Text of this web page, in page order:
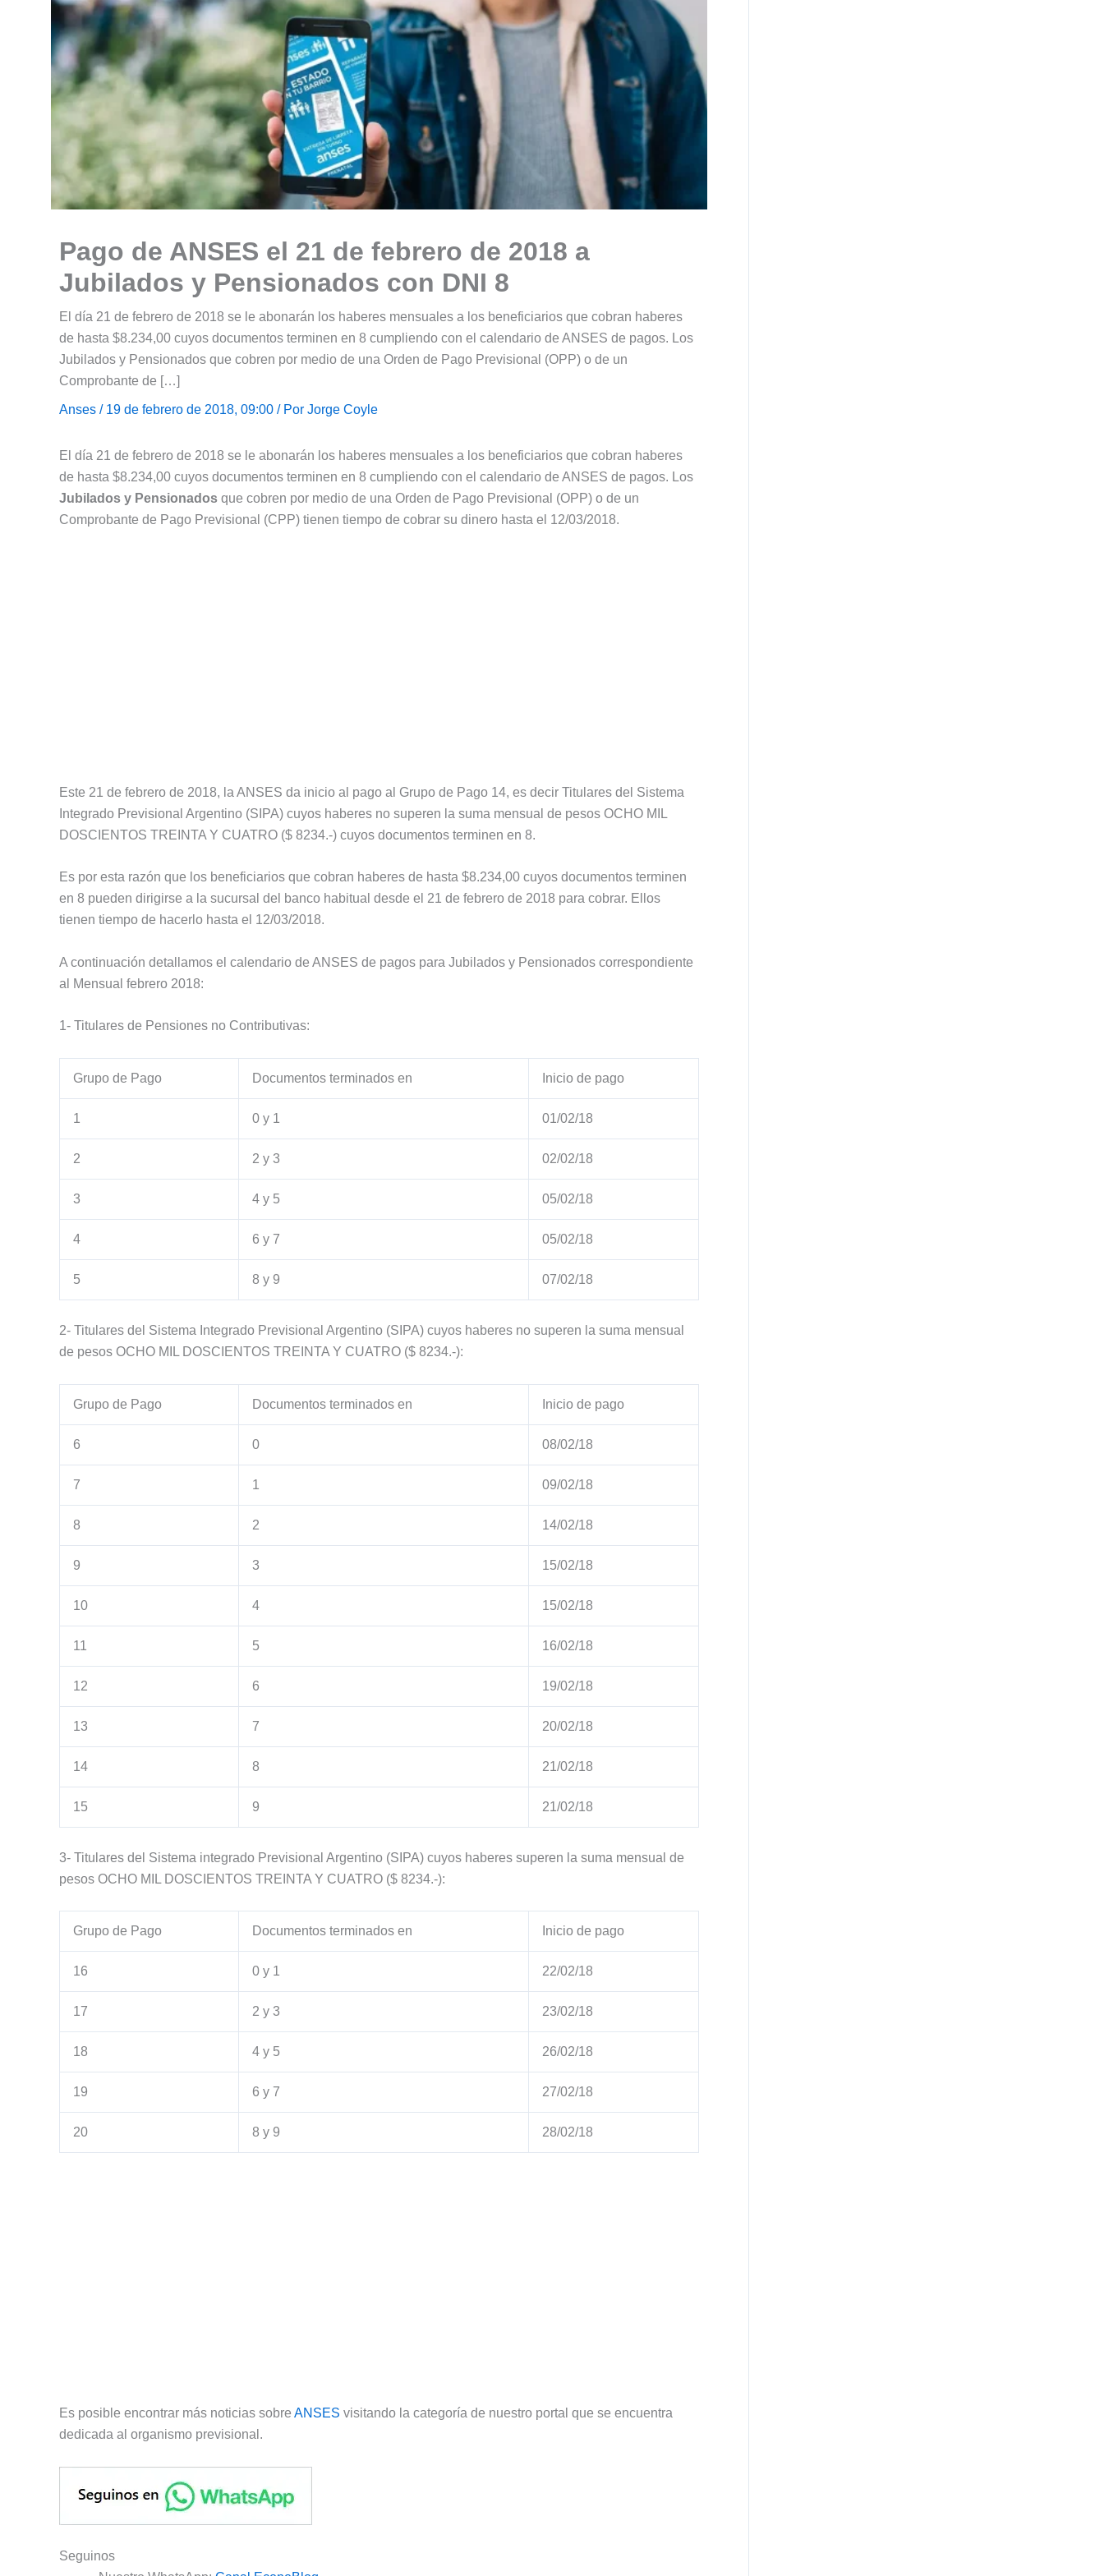
Pago de ANSES el 21 de febrero de 2018 a
Jubilados y Pensionados con DNI 8
El día 21 de febrero de 2018 se le abonarán los haberes mensuales a los beneficiarios que cobran haberes
de hasta $8.234,00 cuyos documentos terminen en 8 cumpliendo con el calendario de ANSES de pagos. Los
Jubilados y Pensionados que cobren por medio de una Orden de Pago Previsional (OPP) o de un
Comprobante de […]
Anses / 19 de febrero de 2018, 09:00 / Por Jorge Coyle
El día 21 de febrero de 2018 se le abonarán los haberes mensuales a los beneficiarios que cobran haberes
de hasta $8.234,00 cuyos documentos terminen en 8 cumpliendo con el calendario de ANSES de pagos. Los
Jubilados y Pensionados que cobren por medio de una Orden de Pago Previsional (OPP) o de un
Comprobante de Pago Previsional (CPP) tienen tiempo de cobrar su dinero hasta el 12/03/2018.
Este 21 de febrero de 2018, la ANSES da inicio al pago al Grupo de Pago 14, es decir Titulares del Sistema
Integrado Previsional Argentino (SIPA) cuyos haberes no superen la suma mensual de pesos OCHO MIL
DOSCIENTOS TREINTA Y CUATRO ($ 8234.-) cuyos documentos terminen en 8.
Es por esta razón que los beneficiarios que cobran haberes de hasta $8.234,00 cuyos documentos terminen
en 8 pueden dirigirse a la sucursal del banco habitual desde el 21 de febrero de 2018 para cobrar. Ellos
tienen tiempo de hacerlo hasta el 12/03/2018.
A continuación detallamos el calendario de ANSES de pagos para Jubilados y Pensionados correspondiente
al Mensual febrero 2018:
1- Titulares de Pensiones no Contributivas:
Grupo de Pago Documentos terminados en Inicio de pago
1 0 y 1 01/02/18
2 2 y 3 02/02/18
3 4 y 5 05/02/18
4 6 y 7 05/02/18
5 8 y 9 07/02/18
2- Titulares del Sistema Integrado Previsional Argentino (SIPA) cuyos haberes no superen la suma mensual
de pesos OCHO MIL DOSCIENTOS TREINTA Y CUATRO ($ 8234.-):
Grupo de Pago Documentos terminados en Inicio de pago
6 0 08/02/18
7 1 09/02/18
8 2 14/02/18
9 3 15/02/18
10 4 15/02/18
11 5 16/02/18
12 6 19/02/18
13 7 20/02/18
14 8 21/02/18
15 9 21/02/18
3- Titulares del Sistema integrado Previsional Argentino (SIPA) cuyos haberes superen la suma mensual de
pesos OCHO MIL DOSCIENTOS TREINTA Y CUATRO ($ 8234.-):
Grupo de Pago Documentos terminados en Inicio de pago
16 0 y 1 22/02/18
17 2 y 3 23/02/18
18 4 y 5 26/02/18
19 6 y 7 27/02/18
20 8 y 9 28/02/18
Es posible encontrar más noticias sobre ANSES visitando la categoría de nuestro portal que se encuentra
dedicada al organismo previsional.
Seguinos